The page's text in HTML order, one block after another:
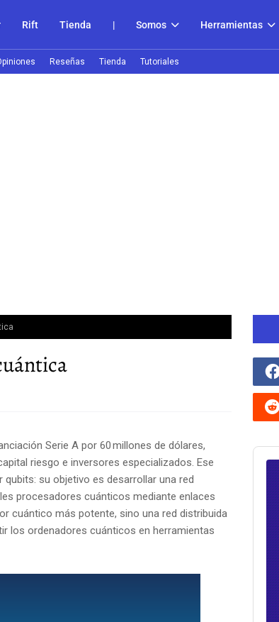
Rift Tienda | Somos Herramientas
Reseñas Tienda Tutoriales
Serie A por 60 millones de dólares,
riesgo e inversores especializados. Ese
su objetivo es desarrollar una red
procesadores cuánticos mediante enlaces
cuántico más potente, sino una red distribuida
los ordenadores cuánticos en herramientas